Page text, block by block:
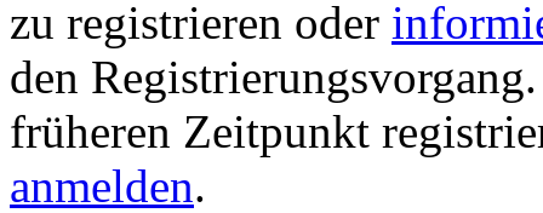
zu registrieren oder
den
früheren Zeitpunkt
anmelden.